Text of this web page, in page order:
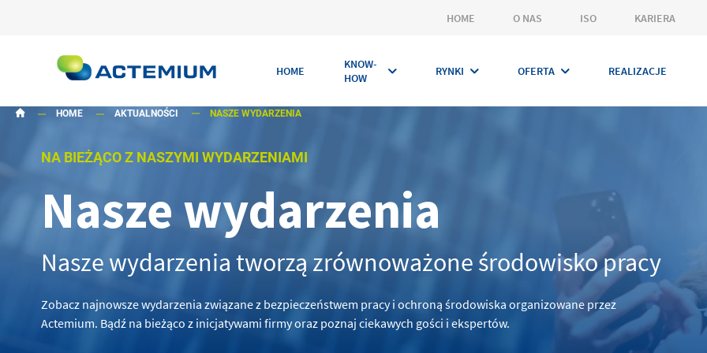
HOME O NAS ISO KARIERA
HOME
KNOW-
HOW
RYNKI OFERTA REALIZACJE
Szukaj:
HOME AKTUALNOŚCI NASZE WYDARZENIA
NA BIEŻĄCO Z NASZYMI WYDARZENIAMI
Nasze wydarzenia
Nasze wydarzenia tworzą zrównoważone środowisko pracy
Zobacz najnowsze wydarzenia związane z bezpieczeństwem pracy i ochroną środowiska organizowane przez
Actemium. Bądź na bieżąco z inicjatywami firmy oraz poznaj ciekawych gości i ekspertów.